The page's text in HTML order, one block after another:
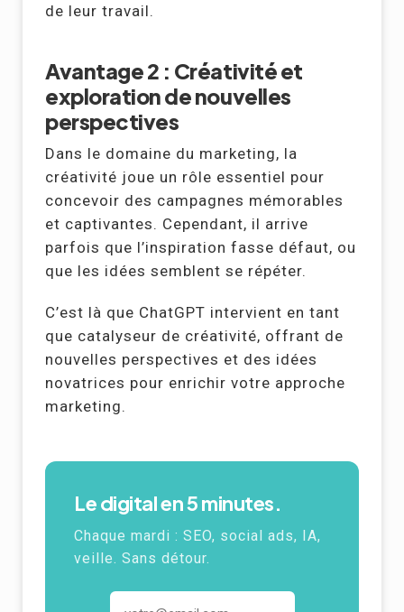
de leur travail.
Avantage 2 : Créativité et
exploration de nouvelles
perspectives
Dans le domaine du marketing, la
créativité joue un rôle essentiel pour
concevoir des campagnes mémorables
et captivantes. Cependant, il arrive
parfois que l’inspiration fasse défaut, ou
que les idées semblent se répéter.
C’est là que ChatGPT intervient en tant
que catalyseur de créativité, offrant de
nouvelles perspectives et des idées
novatrices pour enrichir votre approche
marketing.
Le digital en 5 minutes.
Chaque mardi : SEO, social ads, IA,
veille. Sans détour.
Adresse email